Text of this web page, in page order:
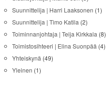
Suunnittelija | Harri Laaksonen (1)
Suunnittelija | Timo Katila (2)
Toiminnanjohtaja | Teija Kirkkala (8)
Toimistosihteeri | Elina Suonpää (4)
Yhteiskynä (49)
Yleinen (1)